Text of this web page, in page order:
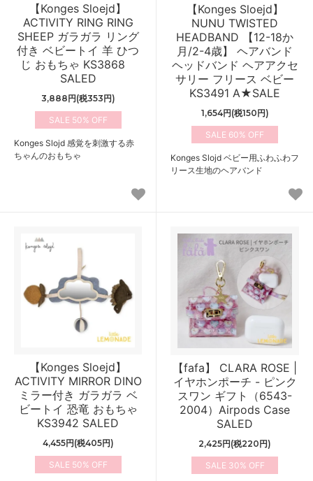
【Konges Sloejd】
ACTIVITY RING RING
SHEEP ガラガラ リング
付き ベビートイ 羊 ひつ
じ おもちゃ KS3868
SALED
3,888円(税353円)
50%
Konges Slojd 感覚を刺激する赤
ちゃんのおもちゃ
【Konges Sloejd】
NUNU TWISTED
HEADBAND 【12-18か
月/2-4歳】 ヘアバンド
ヘッドバンド ヘアアクセ
サリー フリース ベビー
KS3491 A★SALE
1,654円(税150円)
60%
Konges Slojd ベビー用ふわふわフ
リース生地のヘアバンド
【Konges Sloejd】
ACTIVITY MIRROR DINO
ミラー付き ガラガラ ベ
ビートイ 恐竜 おもちゃ
KS3942 SALED
4,455円(税405円)
50%
【fafa】 CLARA ROSE |
イヤホンポーチ - ピンク
スワン ギフト（6543-
2004）Airpods Case
SALED
2,425円(税220円)
30%